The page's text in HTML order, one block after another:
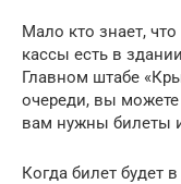
Мало кто знает,
кассы есть в
Главном штабе
очереди, вы можете
вам нужны билеты
Когда билет будет